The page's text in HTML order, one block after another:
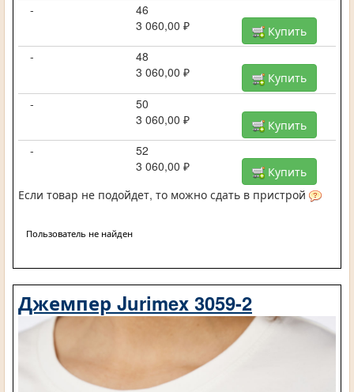
-
46
3 060,00 ₽
Купить
-
48
3 060,00 ₽
Купить
-
50
3 060,00 ₽
Купить
-
52
3 060,00 ₽
Купить
Если товар не подойдет, то можно сдать в пристрой
Пользователь не найден
Джемпер Jurimex 3059-2